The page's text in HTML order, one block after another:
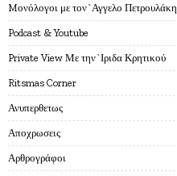
Mονόλογοι με τον`Αγγελο Πετρουλάκη
Podcast & Youtube
Private View Με την`Ιριδα Κρητικού
Ritsmas Corner
Ανυπερθετως
Αποχρωσεις
Αρθρογράφοι